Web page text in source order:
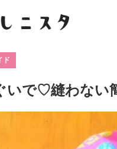
ド
いで♡縫わない